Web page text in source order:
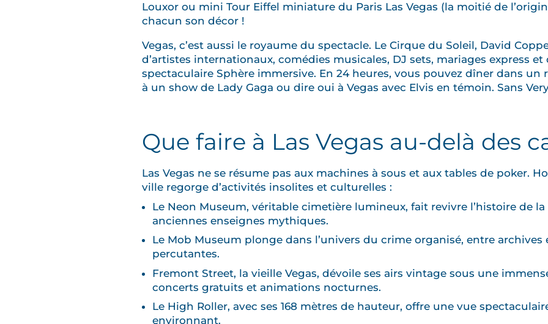
Louxor ou mini Tour Eiffel miniature du Paris Las Vegas (la moitié de
chacun son décor !
Vegas, c’est aussi le royaume du spectacle. Le Cirque du Soleil, David
d’artistes internationaux, comédies musicales, DJ sets, mariages express et
spectaculaire Sphère immersive. En 24 heures, vous pouvez dîner dans un
à un show de Lady Gaga ou dire oui à Vegas avec Elvis en témoin. Sans
Que faire à Las Vegas au-delà des
Las Vegas ne se résume pas aux machines à sous et aux tables de poker.
ville regorge d’activités insolites et culturelles :
Le Neon Museum, véritable cimetière lumineux, fait revivre l’histoire de la
anciennes enseignes mythiques.
Le Mob Museum plonge dans l’univers du crime organisé, entre archives
percutantes.
Fremont Street, la vieille Vegas, dévoile ses airs vintage sous une
concerts gratuits et animations nocturnes.
Le High Roller, avec ses 168 mètres de hauteur, offre une vue
environnant.